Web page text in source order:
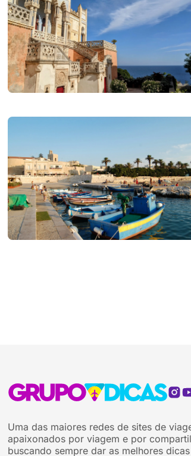
Uma das maiores redes de sites de
apaixonados por viagem e por
buscando sempre dar as melhores